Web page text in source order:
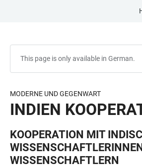
This page is only available in German.
MODERNE UND GEGENWART
INDIEN
KOOPERATION MIT
WISSENSCHAFTLERN